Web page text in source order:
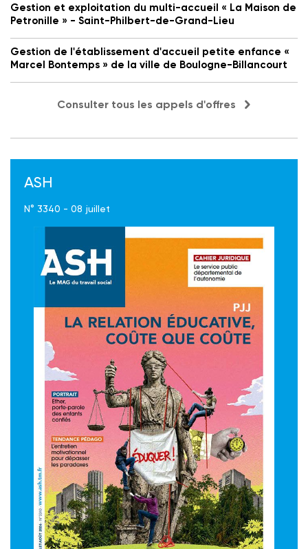
Gestion et exploitation du multi-accueil « La Maison de
Petronille » - Saint-Philbert-de-Grand-Lieu
Gestion de l'établissement d'accueil petite enfance «
Marcel Bontemps » de la ville de Boulogne-Billancourt
Consulter tous les appels d'offres
ASH
N° 3340 - 08 juillet